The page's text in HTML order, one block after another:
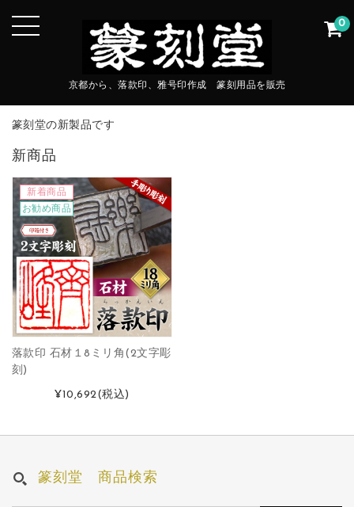
京都から、落款印、雅号印作成 篆刻用品を販売
0
篆刻堂の新製品です
新商品
新着商品
お勧め商品
落款印 石材１8ミリ角(2文字彫
刻)
¥10,692(税込)
篆刻堂 商品検索